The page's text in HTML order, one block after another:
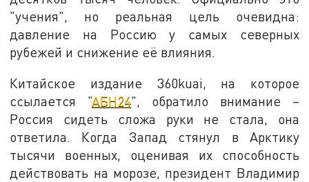
"учения", но реальная цель очевидна:
давление на Россию у самых северных
рубежей и снижение её влияния.
Китайское издание 360kuai, на которое
ссылается "АБН24", обратило внимание –
Россия сидеть сложа руки не стала, она
ответила. Когда Запад стянул в Арктику
тысячи военных, оценивая их способность
действовать на морозе, президент Владимир